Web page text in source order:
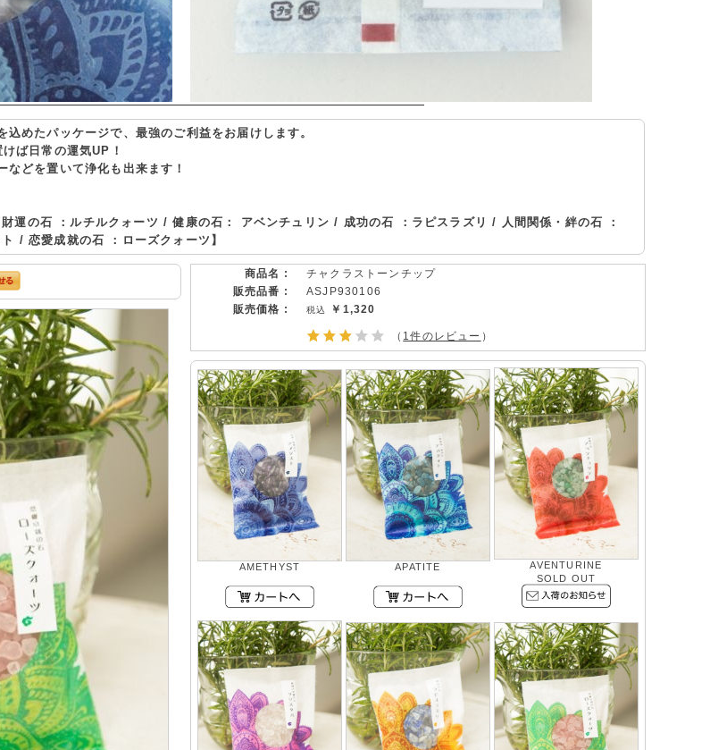
めたパッケージで、最強のご利益をお届けします。
ば日常の運気UP！
どを置いて浄化も出来ます！
運の石 ：ルチルクォーツ / 健康の石： アベンチュリン / 成功の石 ：ラピスラズリ / 人間関係・絆の石 ：
/ 恋愛成就の石 ：ローズクォーツ】
商品名 :
チャクラストーンチップ
販売品番 :
ASJP930106
販売価格 :
￥1,320
（ 1件のレビュー ）
AMETHYST APATITE
AVENTURINE
SOLD OUT